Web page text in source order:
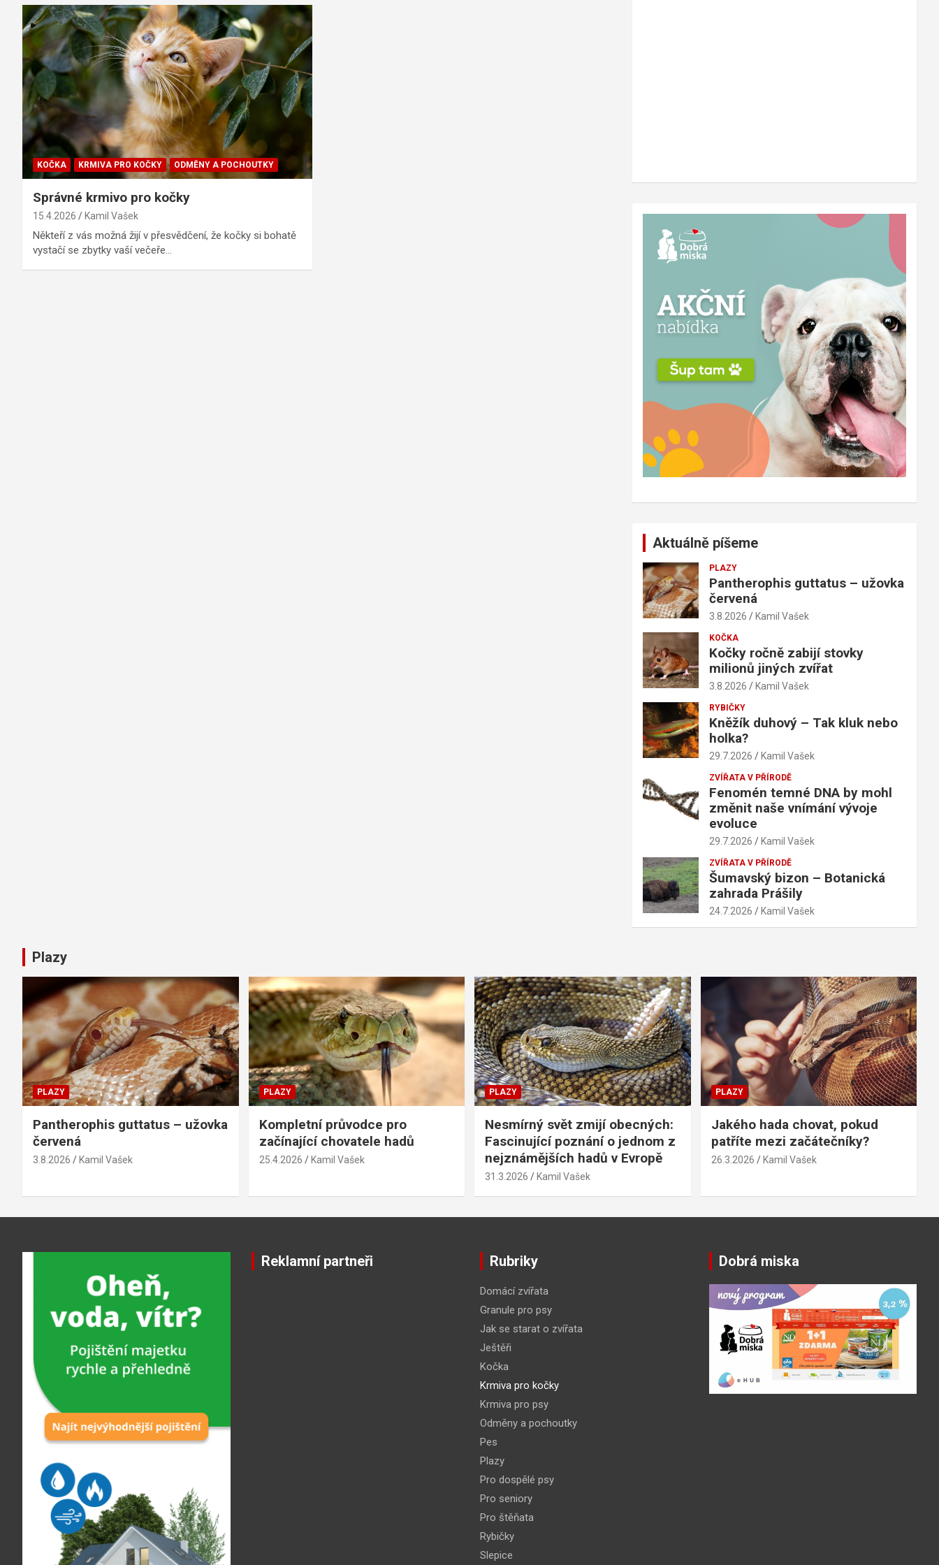
KOČKA KRMIVA PRO KOČKY ODMĚNY A POCHOUTKY
Správné krmivo pro kočky
15.4.2026 Kamil Vašek
Někteří z vás možná žijí v přesvědčení, že kočky si bohatě
vystačí se zbytky vaší večeře…
Aktuálně píšeme
PLAZY
Pantherophis guttatus – užovka
červená
3.8.2026 Kamil Vašek
KOČKA
Kočky ročně zabijí stovky
milionů jiných zvířat
3.8.2026 Kamil Vašek
RYBIČKY
Kněžík duhový – Tak kluk nebo
holka?
29.7.2026 Kamil Vašek
ZVÍŘATA V PŘÍRODĚ
Fenomén temné DNA by mohl
změnit naše vnímání vývoje
evoluce
29.7.2026 Kamil Vašek
ZVÍŘATA V PŘÍRODĚ
Šumavský bizon – Botanická
zahrada Prášily
24.7.2026 Kamil Vašek
Plazy
PLAZY
Pantherophis guttatus – užovka
červená
3.8.2026 Kamil Vašek
PLAZY
Kompletní průvodce pro
začínající chovatele hadů
25.4.2026 Kamil Vašek
PLAZY
Nesmírný svět zmijí obecných:
Fascinující poznání o jednom z
nejznámějších hadů v Evropě
31.3.2026 Kamil Vašek
PLAZY
Jakého hada chovat, pokud
patříte mezi začátečníky?
26.3.2026 Kamil Vašek
Reklamní partneři Rubriky
Domácí zvířata
Granule pro psy
Jak se starat o zvířata
Ještěři
Kočka
Krmiva pro kočky
Krmiva pro psy
Odměny a pochoutky
Pes
Plazy
Pro dospělé psy
Pro seniory
Pro štěňata
Rybičky
Slepice
Dobrá miska